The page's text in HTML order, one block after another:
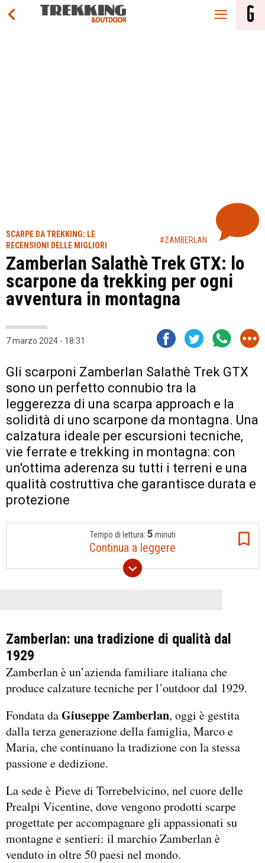
SCARPE DA TREKKING: LE
RECENSIONI DELLE MIGLIORI
#ZAMBERLAN
Zamberlan Salathè Trek GTX: lo
scarpone da trekking per ogni
avventura in montagna
7 marzo 2024 - 18:31
Gli scarponi Zamberlan Salathè Trek GTX
sono un perfetto connubio tra la
leggerezza di una scarpa approach e la
solidità di uno scarpone da montagna. Una
calzatura ideale per escursioni tecniche,
vie ferrate e trekking in montagna: con
un'ottima aderenza su tutti i terreni e una
qualità costruttiva che garantisce durata e
protezione
Tempo di lettura: 5 minuti
Continua a leggere
Zamberlan: una tradizione di qualità dal
1929
Zamberlan è un’azienda familiare italiana che
produce calzature tecniche per l’outdoor dal 1929.
Fondata daGiuseppe Zamberlan, oggi è gestita
dalla terza generazione della famiglia, Marco e
Maria, che continuano la tradizione con la stessa
passione e dedizione.
La sede è Pieve di Torrebelvicino, nel cuore delle
Prealpi Vicentine, dove vengono prodotti scarpe
progettate per accompagnare gli appassionati su
montagne e sentieri: il marchio Zamberlan è
venduto in oltre 50 paesi nel mondo.